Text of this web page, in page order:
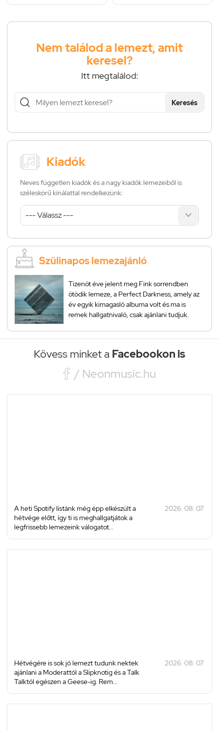
Nem találod a lemezt, amit
keresel?
Itt megtalálod:
Keresés
Kiadók
Neves független kiadók és a nagy kiadók lemezeiből is
széleskörű kínálattal rendelkezünk:
Szülinapos lemezajánló
Tizenöt éve jelent meg Fink sorrendben
ötödik lemeze, a Perfect Darkness, amely az
év egyik kimagasló albuma volt és ma is
remek hallgatnivaló, csak ajánlani tudjuk.
Kövess minket a Facebookon is
 / Neonmusic.hu
A heti Spotify listánk még épp elkészült a
hétvége előtt, így ti is meghallgatjátok a
legfrissebb lemezeink válogatot...
2026. 08. 07.
Hétvégére is sok jó lemezt tudunk nektek
ajánlani a Moderattól a Slipknotig és a Talk
Talktól egészen a Geese-ig. Rem...
2026. 08. 07.